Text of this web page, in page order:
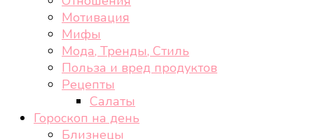
Мотивация
Мифы
Мода, Тренды, Стиль
Польза и вред продуктов
Рецепты
Салаты
Гороскоп на день
Близнецы